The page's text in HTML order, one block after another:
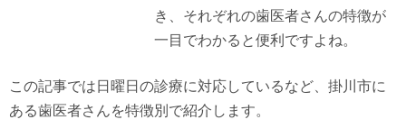
き、それぞれの歯医者さんの特徴が
一目でわかると便利ですよね。
この記事では日曜日の診療に対応しているなど、掛川市に
ある歯医者さんを特徴別で紹介します。